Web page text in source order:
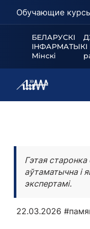
БЕЛАРУСКІ
ІНФАРМАТЫКІ
Мінскі
Гэтая
аўтаматычна і
экспертамі.
22.03.2026